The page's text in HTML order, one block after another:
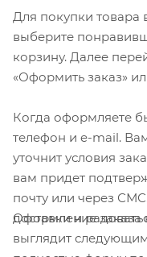
Для покупки товара
выберите
корзину. Далее
«Оформить заказ»
Когда оформляете
телефон и e-mail.
уточнит условия
вам придет
почту или через
доставки и
Оформление заказа
выглядит